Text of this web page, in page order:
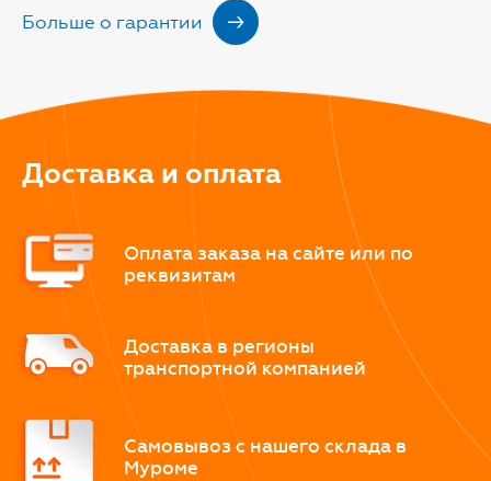
Больше о гарантии
Доставка и оплата
Оплата заказа на сайте или по
реквизитам
Доставка в регионы
транспортной компанией
Самовывоз с нашего склада в
Муроме